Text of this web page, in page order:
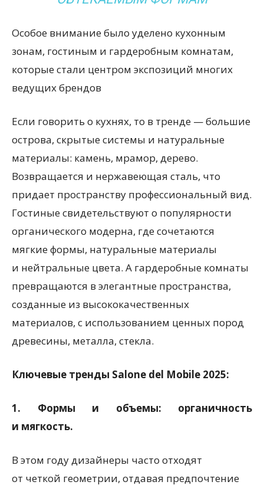
Особое внимание было уделено кухонным
зонам, гостиным и гардеробным комнатам,
которые стали центром экспозиций многих
ведущих брендов
Если говорить о кухнях, то в тренде — большие
острова, скрытые системы и натуральные
материалы: камень, мрамор, дерево.
Возвращается и нержавеющая сталь, что
придает пространству профессиональный вид.
Гостиные свидетельствуют о популярности
органического модерна, где сочетаются
мягкие формы, натуральные материалы
и нейтральные цвета. А гардеробные комнаты
превращаются в элегантные пространства,
созданные из высококачественных
материалов, с использованием ценных пород
древесины, металла, стекла.
Ключевые тренды Salone del Mobile 2025:
1.
Формы и объемы: органичность
и мягкость.
В этом году дизайнеры часто отходят
от четкой геометрии, отдавая предпочтение